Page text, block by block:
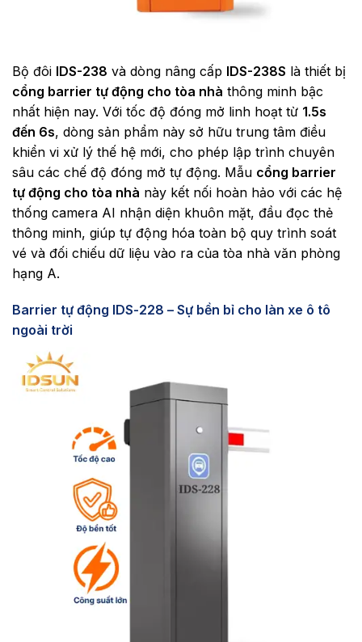
Bộ đôi IDS-238 và dòng nâng cấp IDS-238S là thiết bị
cổng barrier tự động cho tòa nhà thông minh bậc
nhất hiện nay. Với tốc độ đóng mở linh hoạt từ 1.5s
đến 6s, dòng sản phẩm này sở hữu trung tâm điều
khiển vi xử lý thế hệ mới, cho phép lập trình chuyên
sâu các chế độ đóng mở tự động. Mẫu cổng barrier
tự động cho tòa nhà này kết nối hoàn hảo với các hệ
thống camera AI nhận diện khuôn mặt, đầu đọc thẻ
thông minh, giúp tự động hóa toàn bộ quy trình soát
vé và đối chiếu dữ liệu vào ra của tòa nhà văn phòng
hạng A.
Barrier tự động IDS-228 – Sự bền bỉ cho làn xe ô tô
ngoài trời